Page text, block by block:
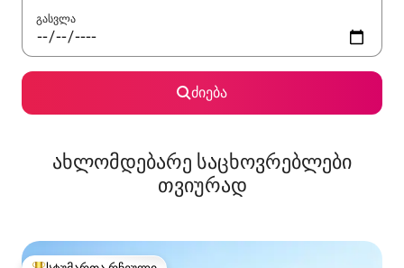
გასვლა
ძიება
ახლომდებარე საცხოვრებლები
თვიურად